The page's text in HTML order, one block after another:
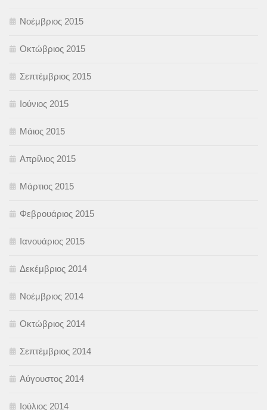
Νοέμβριος 2015
Οκτώβριος 2015
Σεπτέμβριος 2015
Ιούνιος 2015
Μάιος 2015
Απρίλιος 2015
Μάρτιος 2015
Φεβρουάριος 2015
Ιανουάριος 2015
Δεκέμβριος 2014
Νοέμβριος 2014
Οκτώβριος 2014
Σεπτέμβριος 2014
Αύγουστος 2014
Ιούλιος 2014